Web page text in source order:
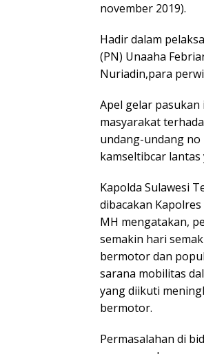
november 2019).
Hadir dalam
(PN) Unaaha
Nuriadin,para
Apel gelar
masyarakat
undang-undang
kamseltibcar
Kapolda Sulawesi
dibacakan Kapolres
MH mengatakan,
semakin hari
bermotor dan
sarana mobilitas
yang diikuti
bermotor.
Permasalahan di